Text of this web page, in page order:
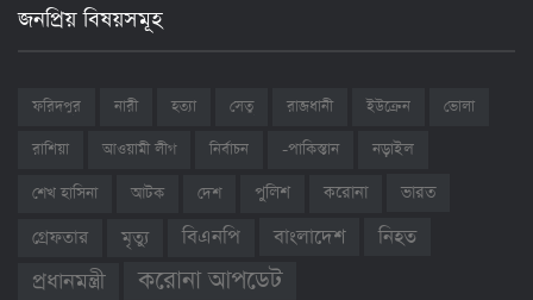
জনপ্রিয় বিষয়সমূহ
ফরিদপুর নারী হত্যা সেতু রাজধানী ইউক্রেন
ভোলা
রাশিয়া
আওয়ামী লীগ নির্বাচন -পাকিস্তান নড়াইল
শেখ হাসিনা আটক দেশ পুলিশ করোনা
ভারত
গ্রেফতার
মৃত্যু বিএনপি বাংলাদেশ নিহত
প্রধানমন্ত্রী করোনা আপডেট